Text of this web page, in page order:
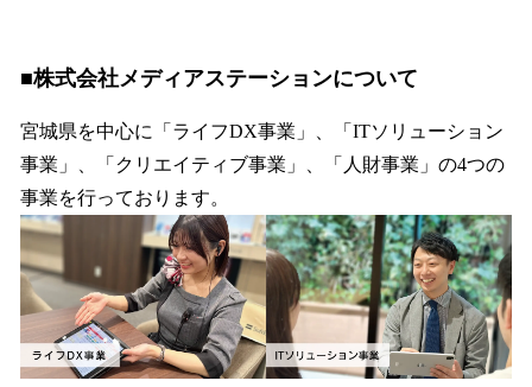
■株式会社メディアステーションについて
宮城県を中心に「ライフDX事業」、「ITソリューション
事業」、「クリエイティブ事業」、「人財事業」の4つの
事業を行っております。